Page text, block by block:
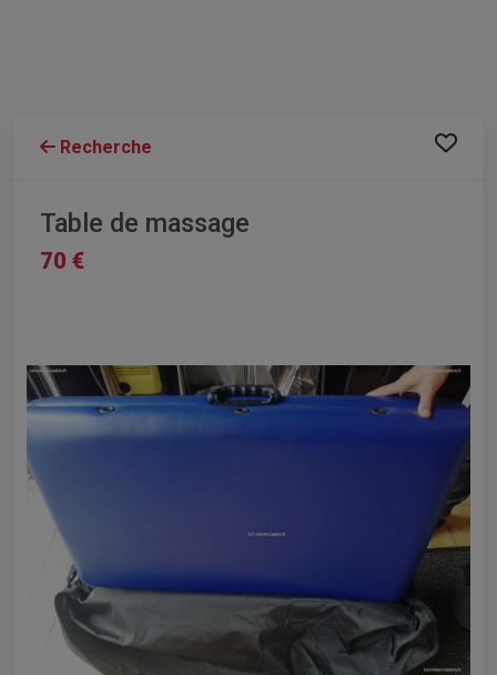
Recherche
Table de massage
70 €